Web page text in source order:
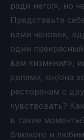
ради него!», но
Представьте
вами человек,
один
вам «изменил»,
делами, он/она
ресторанам с
чувствовать?
в такие
близкого и